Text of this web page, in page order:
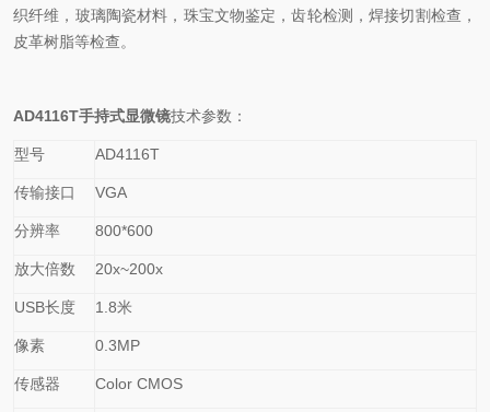
织纤维，玻璃陶瓷材料，珠宝文物鉴定，齿轮检测，焊接切割检查，
皮革树脂等检查。
AD4116T手持式显微镜技术参数：
型号 AD4116T
传输接口 VGA
分辨率 800*600
放大倍数 20x~200x
USB长度 1.8米
像素 0.3MP
传感器 Color CMOS